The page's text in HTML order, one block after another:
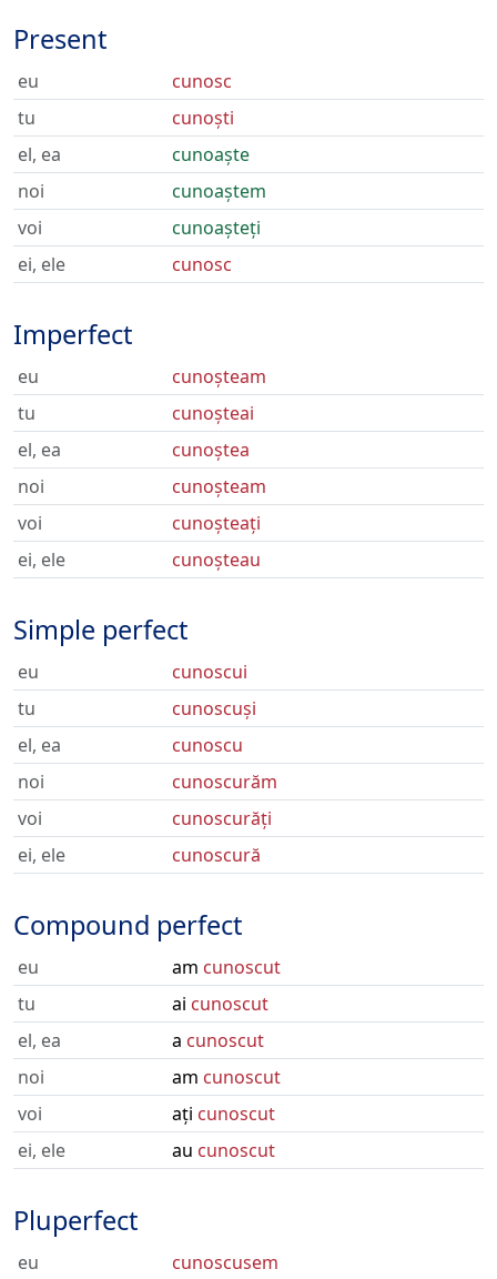
Present
eu
cunosc
tu
cunoști
el, ea
cunoaște
noi
cunoaștem
voi
cunoașteți
ei, ele
cunosc
Imperfect
eu
cunoșteam
tu
cunoșteai
el, ea
cunoștea
noi
cunoșteam
voi
cunoșteați
ei, ele
cunoșteau
Simple perfect
eu
cunoscui
tu
cunoscuși
el, ea
cunoscu
noi
cunoscurăm
voi
cunoscurăți
ei, ele
cunoscură
Compound perfect
eu am cunoscut
tu
ai cunoscut
el, ea
a cunoscut
noi
am cunoscut
voi
ați cunoscut
ei, ele
au cunoscut
Pluperfect
eu
cunoscusem